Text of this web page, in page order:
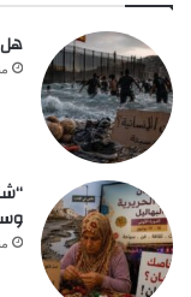
هل
منذ